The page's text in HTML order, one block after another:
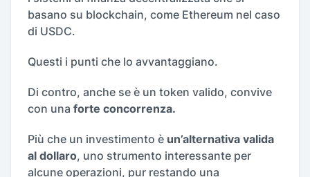
basano su blockchain, come Ethereum nel caso
di USDC.
Questi i punti che lo avvantaggiano.
Di contro, anche se è un token valido, convive
con una forte concorrenza.
Più che un investimento è un’alternativa valida
al dollaro, uno strumento interessante per
alcune operazioni, pur restando una